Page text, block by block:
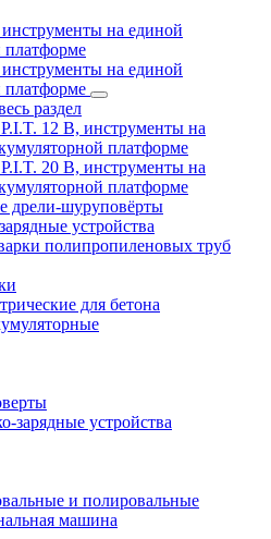
на единой
платформе
на единой
платформе
раздел
12 В, инструменты на
платформе
20 В, инструменты на
платформе
дрели-шуруповёрты
устройства
полипропиленовых труб
для бетона
зарядные устройства
и полировальные
машина